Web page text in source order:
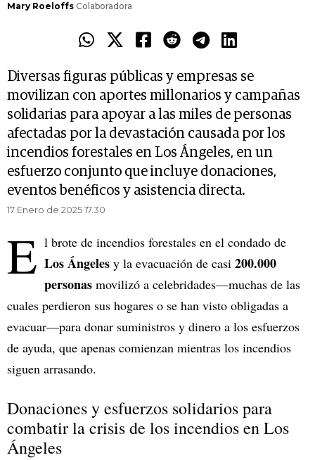
Mary Roeloffs Colaboradora
Diversas figuras públicas y empresas se
movilizan con aportes millonarios y campañas
solidarias para apoyar a las miles de personas
afectadas por la devastación causada por los
incendios forestales en Los Ángeles, en un
esfuerzo conjunto que incluye donaciones,
eventos benéficos y asistencia directa.
17 Enero de 2025 17.30
E l brote de incendios forestales en el condado de
Los Ángeles y la evacuación de casi 200.000
personas movilizó a celebridades—muchas de las
cuales perdieron sus hogares o se han visto obligadas a
evacuar—para donar suministros y dinero a los esfuerzos
de ayuda, que apenas comienzan mientras los incendios
siguen arrasando.
Donaciones y esfuerzos solidarios para
combatir la crisis de los incendios en Los
Ángeles